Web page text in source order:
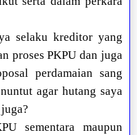
selaku kreditor yang
proses PKPU dan juga
perdamaian sang
agar hutang saya
sementara maupun